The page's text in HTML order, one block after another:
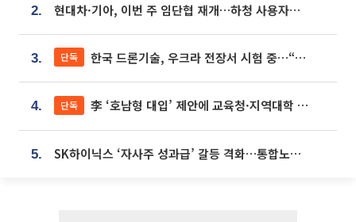
2. 현대차·기아, 이번 주 임단협 재개…하청 사용자성 재심도 ‘변수’
3. 단독 한국 드론기술, 우크라 전장서 시험 중…“스타트업 여러 곳 참여”
4. 단독 李 ‘호남형 대입’ 제안에 교육청·지역대학 서·논술형 입시 연계 '착수'
5. SK하이닉스 ‘자사주 성과급’ 갈등 격화…통합노조 출범 움직임